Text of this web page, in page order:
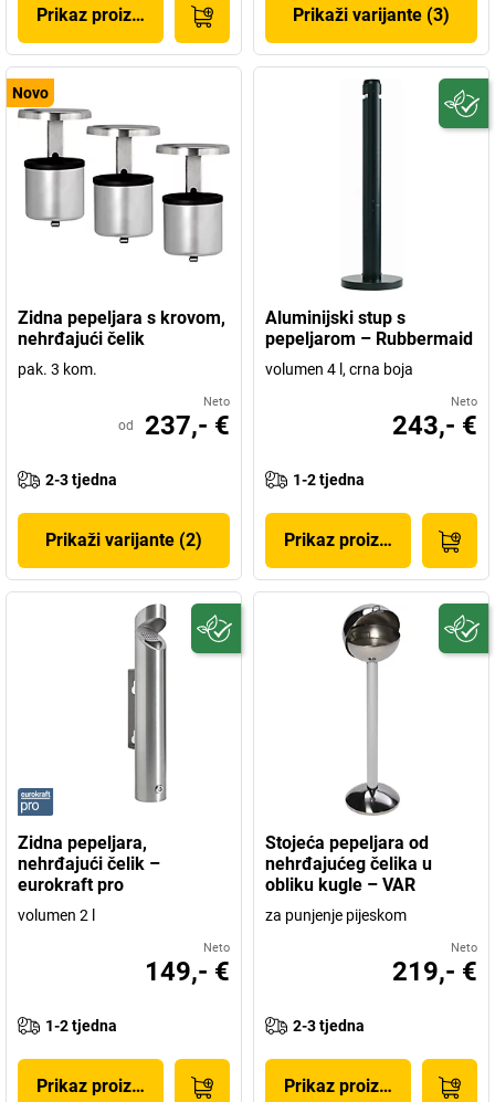
Prikaz proizvoda Prikaži varijante (3)
Novo
Zidna pepeljara s krovom,
nehrđajući čelik
pak. 3 kom.
Neto
od 237,- €
2-3 tjedna
Prikaži varijante (2)
Aluminijski stup s
pepeljarom – Rubbermaid
volumen 4 l, crna boja
Neto
243,- €
1-2 tjedna
Prikaz proizvoda
Zidna pepeljara,
nehrđajući čelik –
eurokraft pro
volumen 2 l
Neto
149,- €
1-2 tjedna
Prikaz proizvoda
Stojeća pepeljara od
nehrđajućeg čelika u
obliku kugle – VAR
za punjenje pijeskom
Neto
219,- €
2-3 tjedna
Prikaz proizvoda